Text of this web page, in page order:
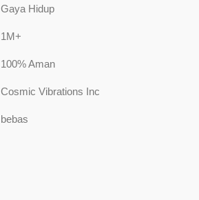
Gaya Hidup
1M+
100% Aman
Cosmic Vibrations Inc
bebas